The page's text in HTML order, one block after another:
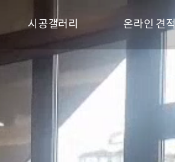
시공갤러리
폴딩도어
샤시
온라인 견적
온라인 견적